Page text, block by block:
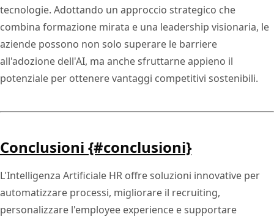
tecnologie. Adottando un approccio strategico che
combina formazione mirata e una leadership visionaria, le
aziende possono non solo superare le barriere
all'adozione dell'AI, ma anche sfruttarne appieno il
potenziale per ottenere vantaggi competitivi sostenibili.
Conclusioni {#conclusioni}
L'Intelligenza Artificiale HR offre soluzioni innovative per
automatizzare processi, migliorare il recruiting,
personalizzare l'employee experience e supportare